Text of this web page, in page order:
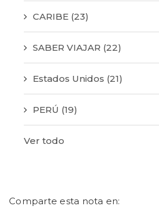
CARIBE (23)
SABER VIAJAR (22)
Estados Unidos (21)
PERÚ (19)
Ver todo
Comparte esta nota en: